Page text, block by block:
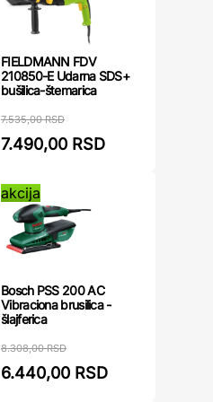
FIELDMANN FDV
210850-E Udarna SDS+
bušilica-štemarica
7.535,00 RSD
7.490,00 RSD
akcija
Bosch PSS 200 AC
Vibraciona brusilica -
šlajferica
8.308,00 RSD
6.440,00 RSD